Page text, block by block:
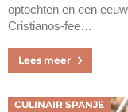
optochten en een
Cristianos-fee…
Lees meer
CULINAIR SPANJE